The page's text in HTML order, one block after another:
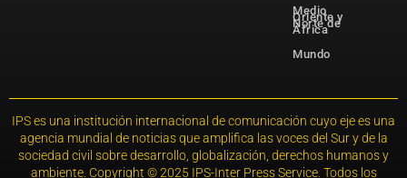
Medio
Oriente y
Norte de
África
Mundo
IPS es una institución internacional de comunicación cuyo eje es una
agencia mundial de noticias que amplifica las voces del Sur y de la
sociedad civil sobre desarrollo, globalización, derechos humanos y
ambiente. Copyright © 2025 IPS-Inter Press Service. Todos los